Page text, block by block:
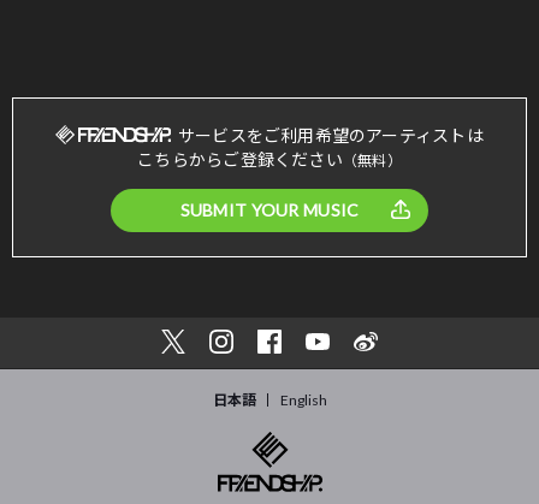
サービスをご利用希望のアーティストは
こちらからご登録ください （無料）
SUBMIT YOUR MUSIC
日本語 English